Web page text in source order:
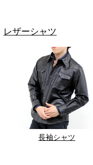
レザーシャツ
長袖シャツ